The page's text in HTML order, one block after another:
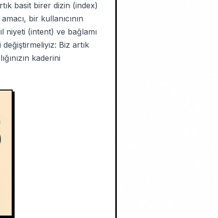
basit birer dizin (index)
bir kullanıcının
niyeti (intent) ve bağlamı
Biz artık
kaderini